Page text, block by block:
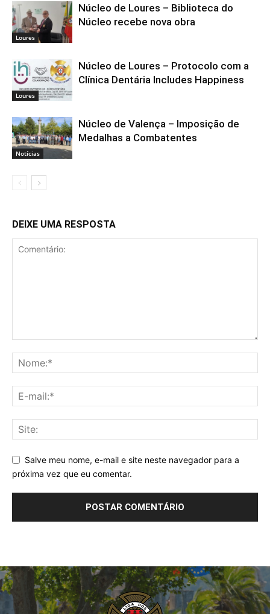
Loures
Núcleo de Loures – Biblioteca do
Núcleo recebe nova obra
Loures
Núcleo de Loures – Protocolo com a
Clínica Dentária Includes Happiness
Notícias
Núcleo de Valença – Imposição de
Medalhas a Combatentes
DEIXE UMA RESPOSTA
Salve meu nome, e-mail e site neste navegador para a
próxima vez que eu comentar.